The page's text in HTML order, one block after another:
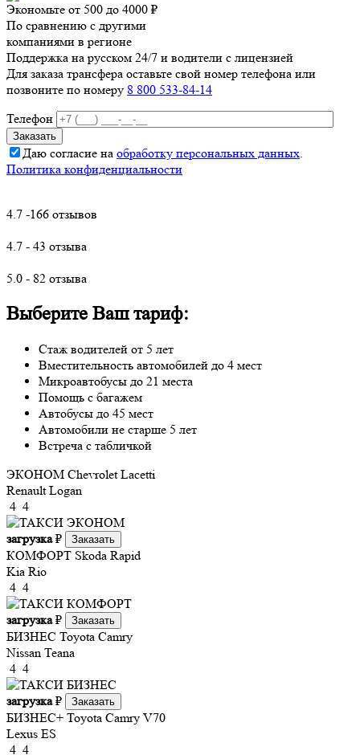
Экономьте от 500 до 4000 ₽
По сравнению с другими
компаниями в регионе
Поддержка на русском 24/7 и водители с лицензией
Для заказа трансфера оставьте свой номер телефона или
позвоните по номеру 8 800 533-84-14
Телефон
Даю согласие на обработку персональных данных.
Политика конфиденциальности
4.7 -166 отзывов
4.7 - 43 отзыва
5.0 - 82 отзыва
Выберите Ваш тариф:
Стаж водителей от 5 лет
Вместительность автомобилей до 4 мест
Микроавтобусы до 21 места
Помощь с багажем
Автобусы до 45 мест
Автомобили не старше 5 лет
Встреча с табличкой
ЭКОНОМ Chevrolet Lacetti
Renault Logan
4 4
загрузка₽ Заказать
КОМФОРТ Skoda Rapid
Kia Rio
4 4
загрузка₽ Заказать
БИЗНЕС Toyota Camry
Nissan Teana
4 4
загрузка₽ Заказать
БИЗНЕС+ Toyota Camry V70
Lexus ES
4 4